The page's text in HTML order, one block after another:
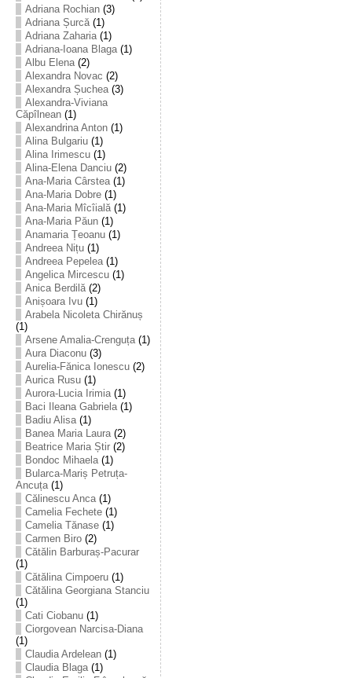
Adriana Rochian(3)
Adriana Șurcă(1)
Adriana Zaharia(1)
Adriana-Ioana Blaga(1)
Albu Elena(2)
Alexandra Novac (2)
Alexandra Șuchea(3)
Alexandra-Viviana
Căpîlnean(1)
Alexandrina Anton(1)
Alina Bulgariu(1)
Alina Irimescu(1)
Alina-Elena Danciu(2)
Ana-Maria Cârstea(1)
Ana-Maria Dobre(1)
Ana-Maria Mîcîială(1)
Ana-Maria Păun(1)
Anamaria Țeoanu(1)
Andreea Nițu(1)
Andreea Pepelea(1)
Angelica Mircescu(1)
Anica Berdilă(2)
Anișoara Ivu(1)
Arabela Nicoleta Chirănuș
(1)
Arsene Amalia-Crenguța(1)
Aura Diaconu(3)
Aurelia-Fănica Ionescu(2)
Aurica Rusu(1)
Aurora-Lucia Irimia(1)
Baci Ileana Gabriela(1)
Badiu Alisa(1)
Banea Maria Laura(2)
Beatrice Maria Știr(2)
Bondoc Mihaela(1)
Bularca-Mariș Petruța-
Ancuța(1)
Călinescu Anca(1)
Camelia Fechete(1)
Camelia Tănase(1)
Carmen Biro(2)
Cătălin Barburaș-Pacurar
(1)
Cătălina Cimpoeru(1)
Cătălina Georgiana Stanciu
(1)
Cati Ciobanu(1)
Ciorgovean Narcisa-Diana
(1)
Claudia Ardelean(1)
Claudia Blaga(1)